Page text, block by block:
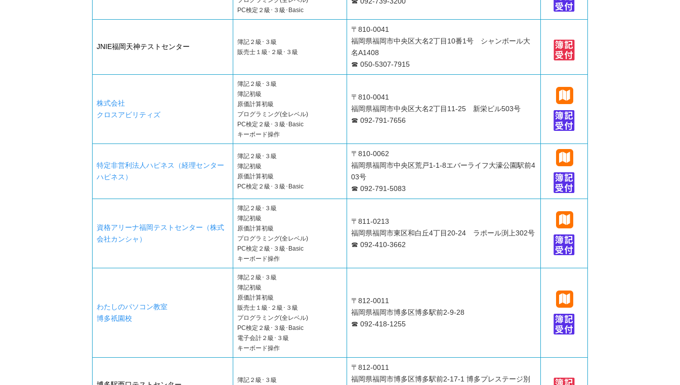
PC検定２級･３級･Basic
JNIE福岡天神テストセンター
簿記２級･３級
販売士１級･２級･３級
〒810-0041
福岡県福岡市中央区大名2丁目10番1号 シャンボール大
名A1408
☎ 050-5307-7915
株式会社
クロスアビリティズ
簿記２級･３級
簿記初級
原価計算初級
プログラミング(全レベル)
PC検定２級･３級･Basic
キーボード操作
〒810-0041
福岡県福岡市中央区大名2丁目11-25 新栄ビル503号
☎ 092-791-7656
特定非営利法人ハピネス（経理センター
ハピネス）
簿記２級･３級
簿記初級
原価計算初級
PC検定２級･３級･Basic
〒810-0062
福岡県福岡市中央区荒戸1-1-8エバーライフ大濠公園駅前4
03号
☎ 092-791-5083
資格アリーナ福岡テストセンター（株式
会社カンシャ）
簿記２級･３級
簿記初級
原価計算初級
プログラミング(全レベル)
PC検定２級･３級･Basic
キーボード操作
〒811-0213
福岡県福岡市東区和白丘4丁目20-24 ラポール渕上302号
☎ 092-410-3662
わたしのパソコン教室
博多祇園校
簿記２級･３級
簿記初級
原価計算初級
販売士１級･２級･３級
プログラミング(全レベル)
PC検定２級･３級･Basic
電子会計２級･３級
キーボード操作
〒812-0011
福岡県福岡市博多区博多駅前2-9-28
☎ 092-418-1255
簿記２級･３級
〒812-0011
福岡県福岡市博多区博多駅前2-17-1 博多プレステージ別